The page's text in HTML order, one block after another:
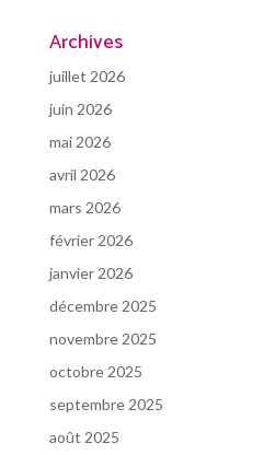
Archives
juillet 2026
juin 2026
mai 2026
avril 2026
mars 2026
février 2026
janvier 2026
décembre 2025
novembre 2025
octobre 2025
septembre 2025
août 2025